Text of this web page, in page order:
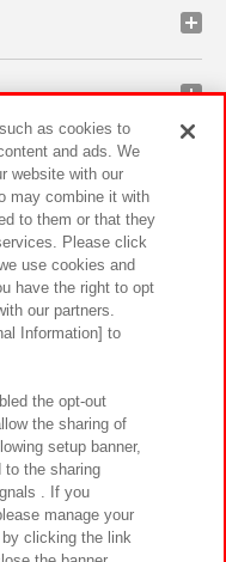
サイトポリシー
ビリティ方針と検証結果
るご質問・お問い合わせ
as cookies to
and ads. We
website with our
may combine it with
to them or that they
Please click
use cookies and
have the right to opt
our partners.
Information] to
the opt-out
the sharing of
setup banner,
to the sharing
. If you
manage your
clicking the link